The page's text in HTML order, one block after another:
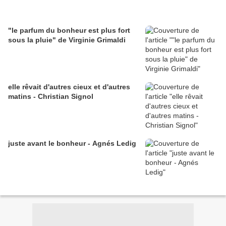
"le parfum du bonheur est plus fort
sous la pluie" de Virginie Grimaldi
elle rêvait d'autres cieux et d'autres
matins - Christian Signol
juste avant le bonheur - Agnés Ledig